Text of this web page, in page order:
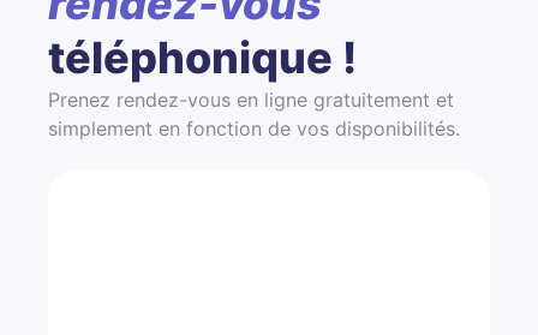
téléphonique !
Prenez rendez-vous en ligne gratuitement et
simplement en fonction de vos disponibilités.